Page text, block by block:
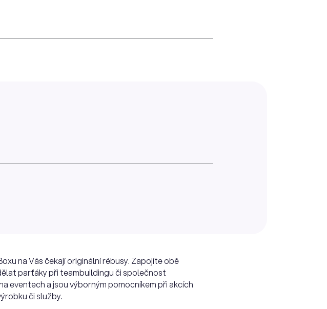
na Vás čekají originální rébusy. Zapojíte obě
parťáky při teambuildingu či společnost
eventech a jsou výborným pomocníkem při akcích
či služby.